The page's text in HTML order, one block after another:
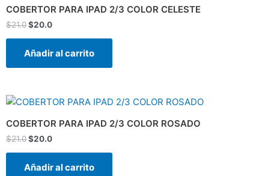
COBERTOR PARA IPAD 2/3 COLOR CELESTE
$21.0
original
era:
$21.0.
$20.0
actual
es:
$20.0.
Añadir al carrito
COBERTOR PARA IPAD 2/3 COLOR ROSADO
$21.0
El
original
era:
$21.0.
$20.0
El
actual
es:
$20.0.
Añadir al carrito